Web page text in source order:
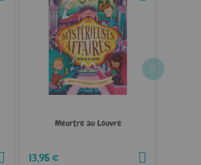
Meurtre au Louvre
13,95 €